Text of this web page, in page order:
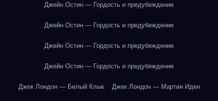
Джейн Остин — Гордость и предубеждение
Джейн Остин — Гордость и предубеждение
Джейн Остин — Гордость и предубеждение
Джейн Остин — Гордость и предубеждение
Джек Лондон — Белый Клык Джек Лондон — Мартин Иден